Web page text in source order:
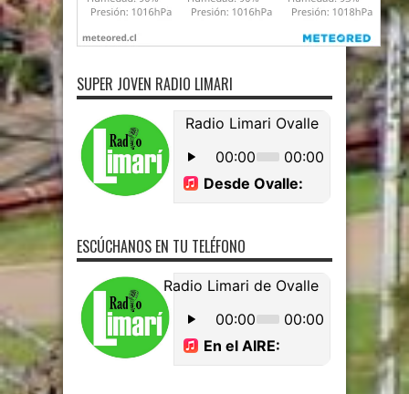
SUPER JOVEN RADIO LIMARI
ESCÚCHANOS EN TU TELÉFONO